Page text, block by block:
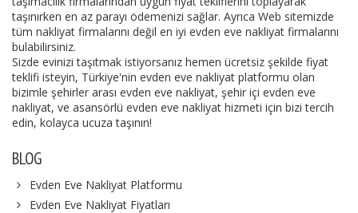
taşınırken en az parayı ödemenizi sağlar. Ayrıca Web sitemizde
tüm nakliyat firmalarını değil en iyi evden eve nakliyat firmalarını
bulabilirsiniz.
Sizde evinizi taşıtmak istiyorsanız hemen ücretsiz şekilde fiyat
teklifi isteyin, Türkiye'nin evden eve nakliyat platformu olan
bizimle şehirler arası evden eve nakliyat, şehir içi evden eve
nakliyat, ve asansörlü evden eve nakliyat hizmeti için bizi tercih
edin, kolayca ucuza taşının!
BLOG
Evden Eve Nakliyat Platformu
Evden Eve Nakliyat Fiyatları